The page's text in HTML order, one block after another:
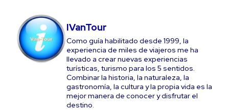
IVanTour
Como guía habilitado desde 1999, la
experiencia de miles de viajeros me ha
llevado a crear nuevas experiencias
turísticas, turismo para los 5 sentidos.
Combinar la historia, la naturaleza, la
gastronomía, la cultura y la propia vida es la
mejor manera de conocer y disfrutar el
destino.